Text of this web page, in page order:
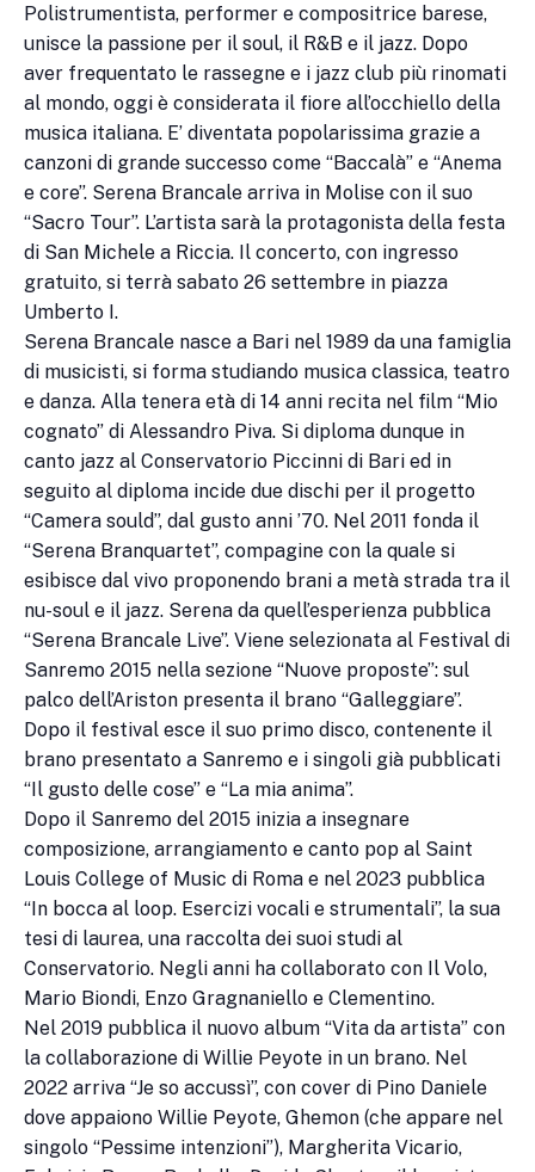
Polistrumentista, performer e compositrice barese,
unisce la passione per il soul, il R&B e il jazz. Dopo
aver frequentato le rassegne e i jazz club più rinomati
al mondo, oggi è considerata il fiore all’occhiello della
musica italiana. E’ diventata popolarissima grazie a
canzoni di grande successo come “Baccalà” e “Anema
e core”. Serena Brancale arriva in Molise con il suo
“Sacro Tour”. L’artista sarà la protagonista della festa
di San Michele a Riccia. Il concerto, con ingresso
gratuito, si terrà sabato 26 settembre in piazza
Umberto I.
Serena Brancale nasce a Bari nel 1989 da una famiglia
di musicisti, si forma studiando musica classica, teatro
e danza. Alla tenera età di 14 anni recita nel film “Mio
cognato” di Alessandro Piva. Si diploma dunque in
canto jazz al Conservatorio Piccinni di Bari ed in
seguito al diploma incide due dischi per il progetto
“Camera sould”, dal gusto anni ’70. Nel 2011 fonda il
“Serena Branquartet”, compagine con la quale si
esibisce dal vivo proponendo brani a metà strada tra il
nu-soul e il jazz. Serena da quell’esperienza pubblica
“Serena Brancale Live”. Viene selezionata al Festival di
Sanremo 2015 nella sezione “Nuove proposte”: sul
palco dell’Ariston presenta il brano “Galleggiare”.
Dopo il festival esce il suo primo disco, contenente il
brano presentato a Sanremo e i singoli già pubblicati
“Il gusto delle cose” e “La mia anima”.
Dopo il Sanremo del 2015 inizia a insegnare
composizione, arrangiamento e canto pop al Saint
Louis College of Music di Roma e nel 2023 pubblica
“In bocca al loop. Esercizi vocali e strumentali”, la sua
tesi di laurea, una raccolta dei suoi studi al
Conservatorio. Negli anni ha collaborato con Il Volo,
Mario Biondi, Enzo Gragnaniello e Clementino.
Nel 2019 pubblica il nuovo album “Vita da artista” con
la collaborazione di Willie Peyote in un brano. Nel
2022 arriva “Je so accussì”, con cover di Pino Daniele
dove appaiono Willie Peyote, Ghemon (che appare nel
singolo “Pessime intenzioni”), Margherita Vicario,